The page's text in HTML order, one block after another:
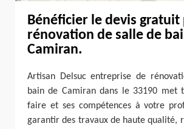
Bénéficier le devis gratuit
rénovation de salle de
Camiran.
Artisan Delsuc entreprise de
bain de Camiran dans le 33190 met
faire et ses compétences à votre
garantir des travaux de haute qualité,